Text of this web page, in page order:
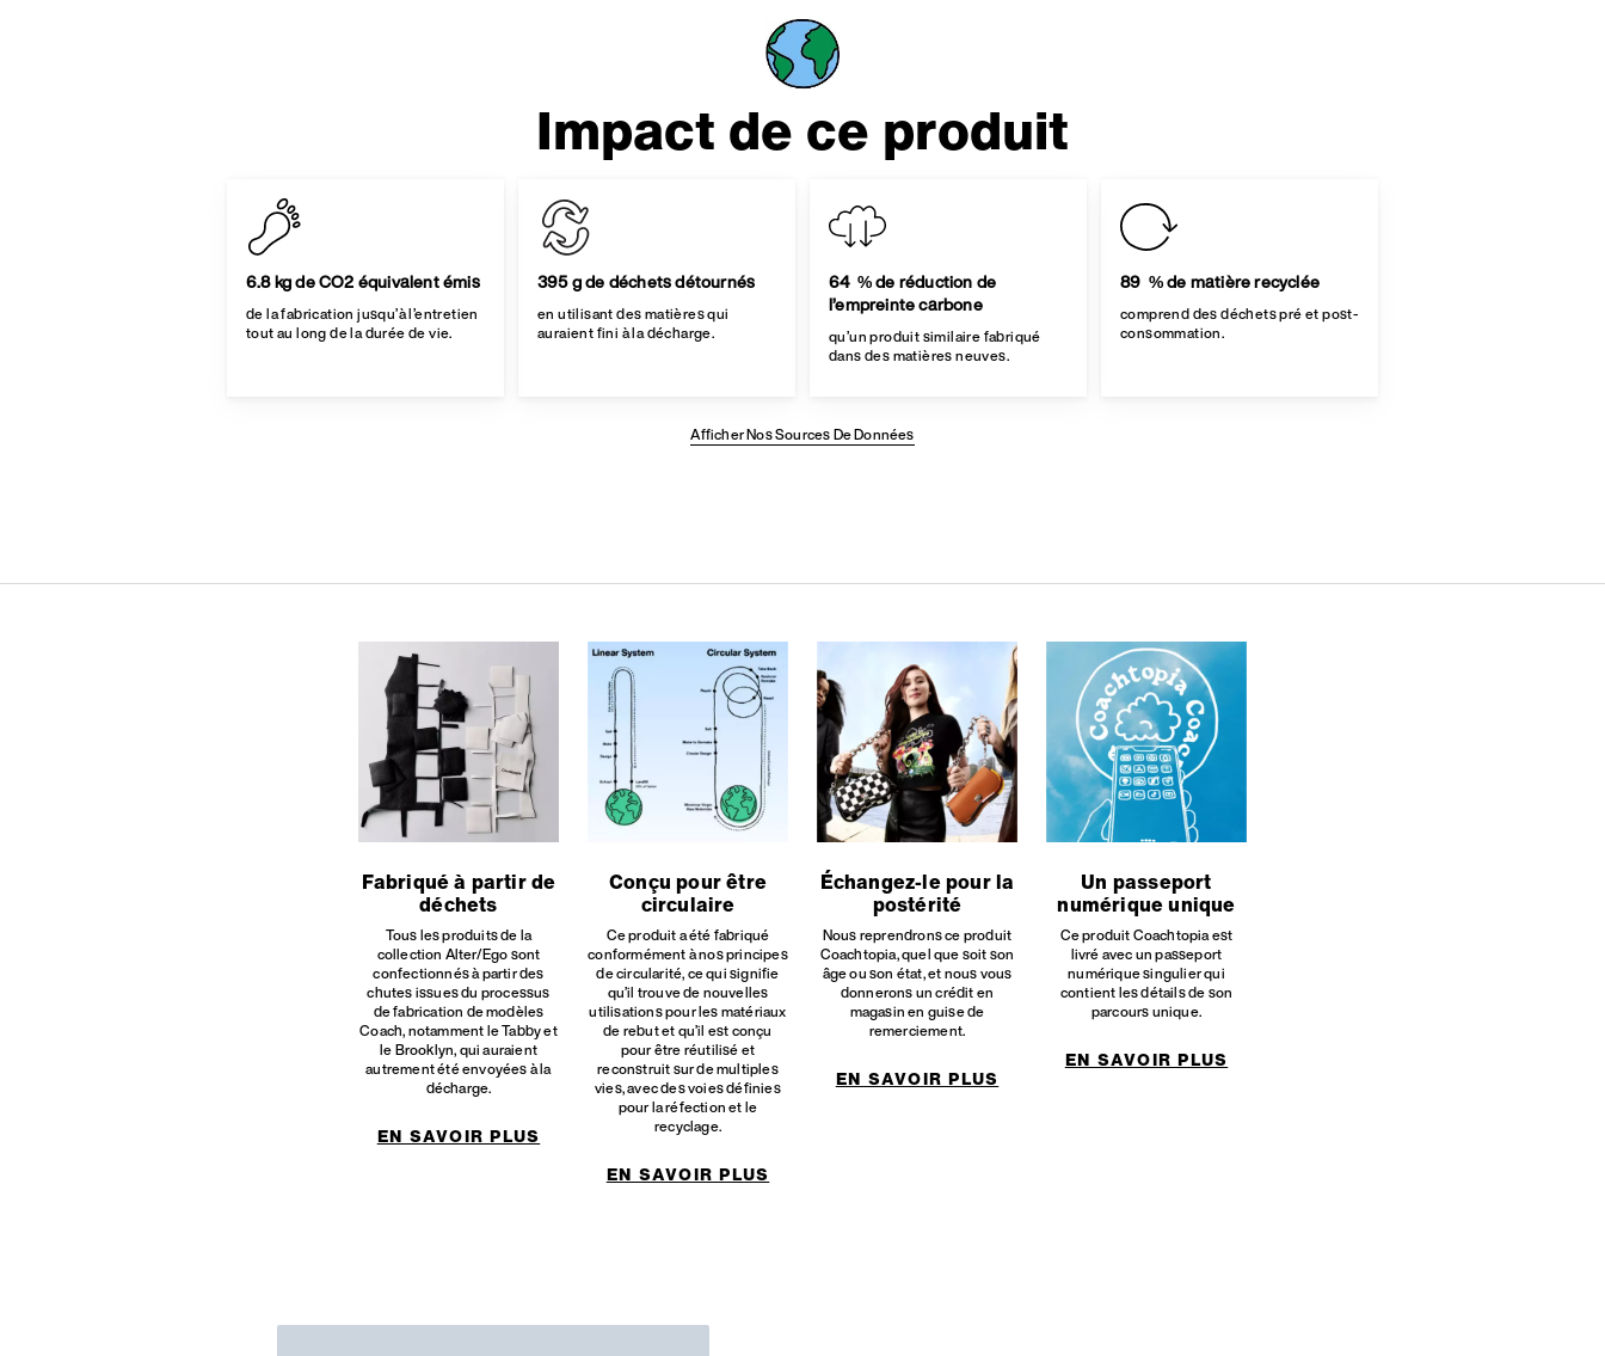
Impact de ce produit
6.8 kg de CO2 équivalent émis
de la fabrication jusqu’à l’entretien
tout au long de la durée de vie.
395 g de déchets détournés
en utilisant des matières qui
auraient fini à la décharge.
64 % de réduction de
l’empreinte carbone
qu’un produit similaire fabriqué
dans des matières neuves.
89 % de matière recyclée
comprend des déchets pré et post-
consommation.
Afficher Nos Sources De Données
Fabriqué à partir de
déchets
Tous les produits de la
collection Alter/Ego sont
confectionnés à partir des
chutes issues du processus
de fabrication de modèles
Coach, notamment le Tabby et
le Brooklyn, qui auraient
autrement été envoyées à la
décharge.
EN SAVOIR PLUS
Conçu pour être
circulaire
Ce produit a été fabriqué
conformément à nos principes
de circularité, ce qui signifie
qu’il trouve de nouvelles
utilisations pour les matériaux
de rebut et qu’il est conçu
pour être réutilisé et
reconstruit sur de multiples
vies, avec des voies définies
pour la réfection et le
recyclage.
EN SAVOIR PLUS
Échangez-le pour la
postérité
Nous reprendrons ce produit
Coachtopia, quel que soit son
âge ou son état, et nous vous
donnerons un crédit en
magasin en guise de
remerciement.
EN SAVOIR PLUS
Un passeport
numérique unique
Ce produit Coachtopia est
livré avec un passeport
numérique singulier qui
contient les détails de son
parcours unique.
EN SAVOIR PLUS